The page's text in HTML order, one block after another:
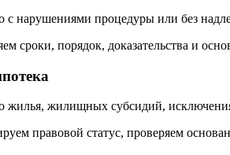
с нарушениями процедуры или без
сроки, порядок, доказательства и
жилищных субсидий,
правовой статус, проверяем